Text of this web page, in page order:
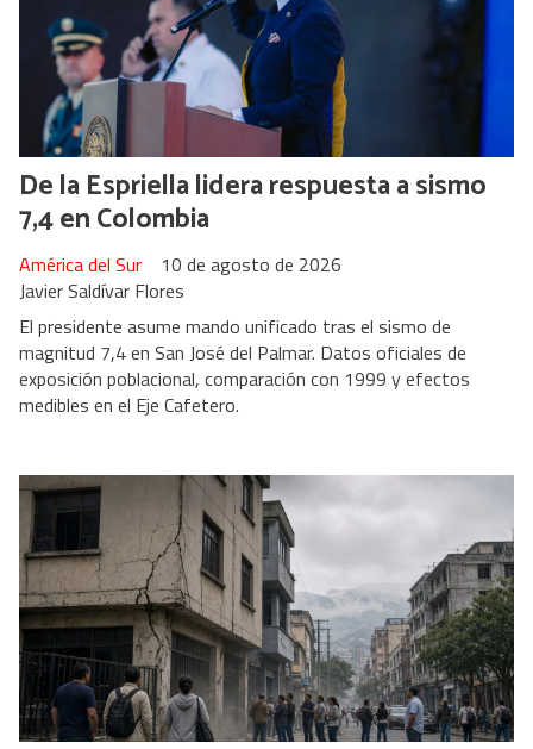
De la Espriella lidera respuesta a sismo
7,4 en Colombia
Javier Saldívar Flores
América del Sur 10 de agosto de 2026
El presidente asume mando unificado tras el sismo de
magnitud 7,4 en San José del Palmar. Datos oficiales de
exposición poblacional, comparación con 1999 y efectos
medibles en el Eje Cafetero.